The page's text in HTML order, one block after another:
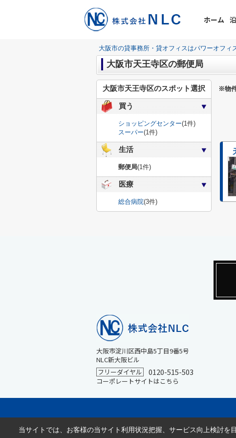
ホーム
大阪市の貸事務所・貸オフィスはパワーオフィ
大阪市天王寺区の郵便局
※物
大阪市天王寺区のスポット選択
買う
ショッピングセンター(1件)
スーパー(1件)
生活
郵便局(1件)
医療
総合病院(3件)
大阪市淀川区西中島5丁目9番5号
NLC新大阪ビル
フリーダイヤル
0120-515-503
コーポレートサイトはこちら
当サイトでは、お客様の当サイト利用状況把握、サービス向上検討を